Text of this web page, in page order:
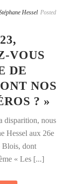
Hessel Posted
VOUS
DE
NOS
? »
disparition, nous
Hessel aux 26e
Blois, dont
« Les [...]